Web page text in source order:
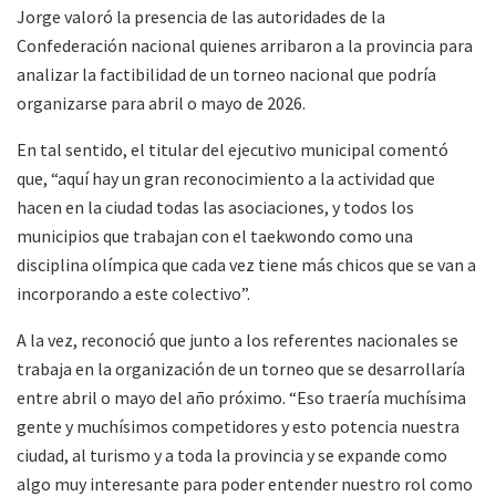
Jorge valoró la presencia de las autoridades de la
Confederación nacional quienes arribaron a la provincia para
analizar la factibilidad de un torneo nacional que podría
organizarse para abril o mayo de 2026.
En tal sentido, el titular del ejecutivo municipal comentó
que, “aquí hay un gran reconocimiento a la actividad que
hacen en la ciudad todas las asociaciones, y todos los
municipios que trabajan con el taekwondo como una
disciplina olímpica que cada vez tiene más chicos que se van a
incorporando a este colectivo”.
A la vez, reconoció que junto a los referentes nacionales se
trabaja en la organización de un torneo que se desarrollaría
entre abril o mayo del año próximo. “Eso traería muchísima
gente y muchísimos competidores y esto potencia nuestra
ciudad, al turismo y a toda la provincia y se expande como
algo muy interesante para poder entender nuestro rol como